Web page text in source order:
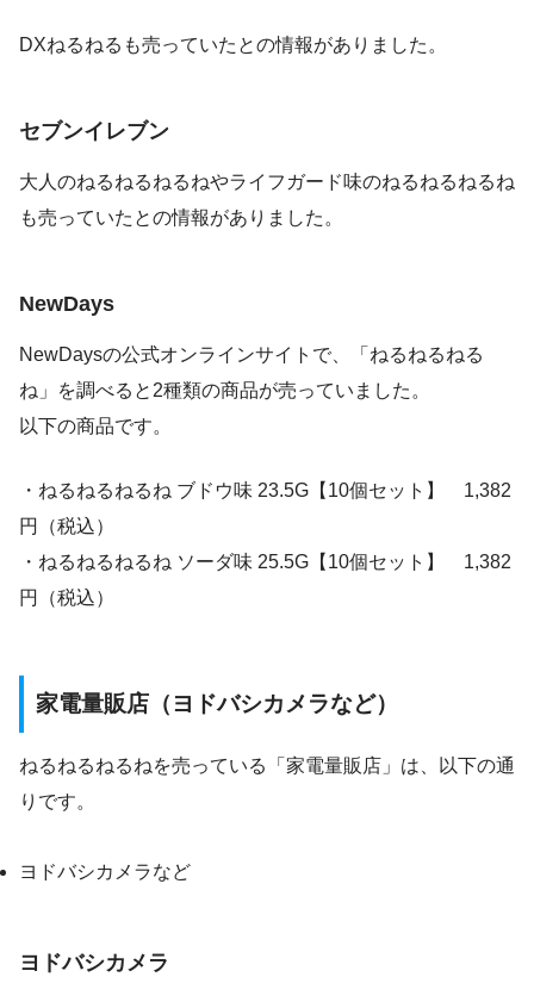
DXねるねるも売っていたとの情報がありました。
セブンイレブン
大人のねるねるねるねやライフガード味のねるねるねるね
も売っていたとの情報がありました。
NewDays
NewDaysの公式オンラインサイトで、「ねるねるねる
ね」を調べると2種類の商品が売っていました。
以下の商品です。
・ねるねるねるね ブドウ味 23.5G【10個セット】 1,382
円（税込）
・ねるねるねるね ソーダ味 25.5G【10個セット】 1,382
円（税込）
家電量販店（ヨドバシカメラなど）
ねるねるねるねを売っている「家電量販店」は、以下の通
りです。
ヨドバシカメラなど
ヨドバシカメラ